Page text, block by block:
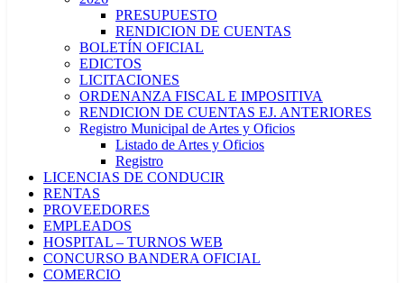
PRESUPUESTO
RENDICION DE CUENTAS
BOLETÍN OFICIAL
EDICTOS
LICITACIONES
ORDENANZA FISCAL E IMPOSITIVA
RENDICION DE CUENTAS EJ. ANTERIORES
Registro Municipal de Artes y Oficios
Listado de Artes y Oficios
Registro
LICENCIAS DE CONDUCIR
RENTAS
PROVEEDORES
EMPLEADOS
HOSPITAL – TURNOS WEB
CONCURSO BANDERA OFICIAL
COMERCIO